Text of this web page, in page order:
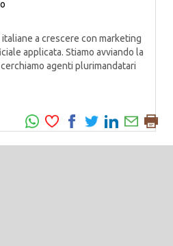
a crescere con marketing
applicata. Stiamo avviando la
agenti plurimandatari